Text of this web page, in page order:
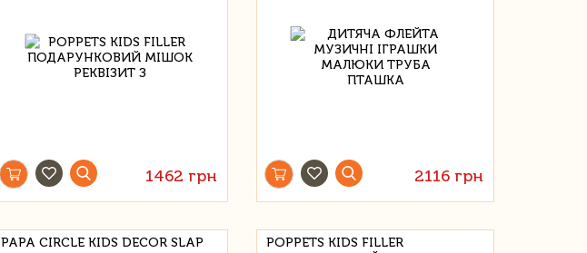
1462 грн 2116 грн
PAPA CIRCLE KIDS DECOR SLAP
POPPETS KIDS FILLER